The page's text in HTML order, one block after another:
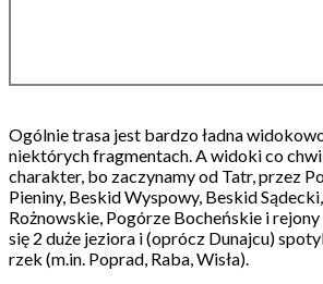
Ogólnie trasa jest bardzo ładna
niektórych fragmentach. A widoki co
charakter, bo zaczynamy od Tatr, przez
Pieniny, Beskid Wyspowy, Beskid
Rożnowskie, Pogórze Bocheńskie i
się 2 duże jeziora i (oprócz Dunajcu)
rzek (m.in. Poprad, Raba, Wisła).